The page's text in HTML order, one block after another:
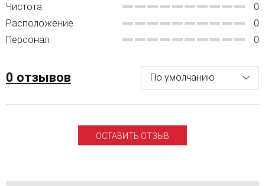
Чистота
0
Расположение
0
Персонал
0
0 отзывов
ОСТАВИТЬ ОТЗЫВ